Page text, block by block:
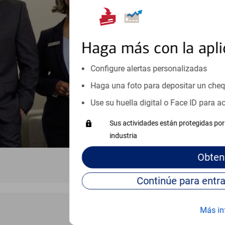
Haga más con la
Configure alertas personalizadas
Haga una foto para depositar un
Use su huella digital o Face ID para
Sus actividades están protegidas
industria
Más
personales, hasta el ahorro
inicio o crecimiento de su
Vea si nuestro centro de
Visite nuestro centro de ayuda